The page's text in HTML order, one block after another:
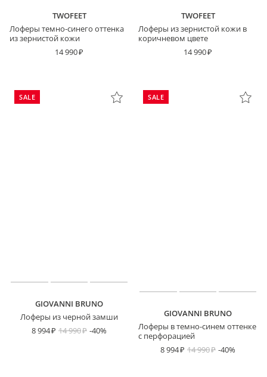
TWOFEET
Лоферы темно-синего оттенка
из зернистой кожи
14 990
TWOFEET
Лоферы из зернистой кожи в
коричневом цвете
14 990
SALE
GIOVANNI BRUNO
Лоферы из черной замши
8 994
14 990 -40%
SALE
GIOVANNI BRUNO
Лоферы в темно-синем оттенке
с перфорацией
8 994
14 990 -40%